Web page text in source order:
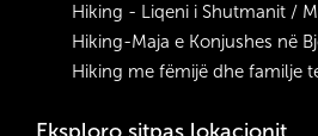
Hiking - Liqeni i Shutmanit /
Hiking-Maja e Konjushes në
Hiking me fëmijë dhe familje